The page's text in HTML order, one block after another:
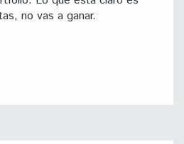
no vas a ganar.